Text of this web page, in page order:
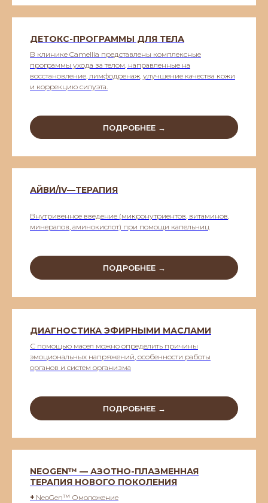
ДЕТОКС-ПРОГРАММЫ ДЛЯ ТЕЛА
В клинике Camellia представлены комплексные
программы ухода за телом, направленные на
восстановление, лимфодренаж, улучшение качества кожи
и коррекцию силуэта.
ПОДРОБНЕЕ →
АЙВИ/IV—ТЕРАПИЯ
Внутривенное введение (микронутриентов, витаминов,
минералов, аминокислот) при помощи капельниц
ПОДРОБНЕЕ →
ДИАГНОСТИКА ЭФИРНЫМИ МАСЛАМИ
С помощью масел можно определить причины
эмоциональных напряжений, особенности работы
органов и систем организма
ПОДРОБНЕЕ →
NEOGEN™ — АЗОТНО-ПЛАЗМЕННАЯ
ТЕРАПИЯ НОВОГО ПОКОЛЕНИЯ
+ NeoGen™ Омоложение